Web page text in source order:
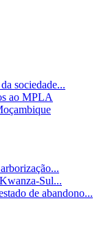
sociedade...
ao MPLA
Sul...
de abandono...